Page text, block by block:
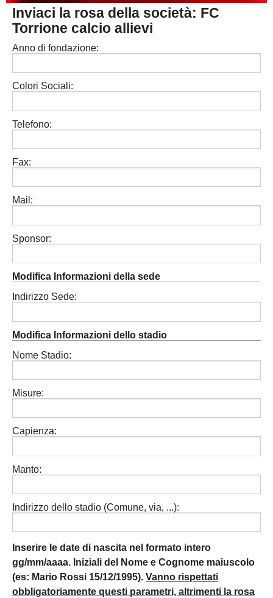
PESARO URBINO
PROMOZIONE
3^ CATEGORIA
DIRETTA
Inviaci la rosa della società: FC
Torrione calcio allievi
Anno di fondazione:
Colori Sociali:
Telefono:
Fax:
Mail:
Sponsor:
Modifica Informazioni della sede
Indirizzo Sede:
Modifica Informazioni dello stadio
Nome Stadio:
Misure:
Capienza:
Manto:
Indirizzo dello stadio (Comune, via, ...):
Inserire le date di nascita nel formato intero
gg/mm/aaaa. Iniziali del Nome e Cognome maiuscolo
(es: Mario Rossi 15/12/1995). Vanno rispettati
obbligatoriamente questi parametri, altrimenti la rosa